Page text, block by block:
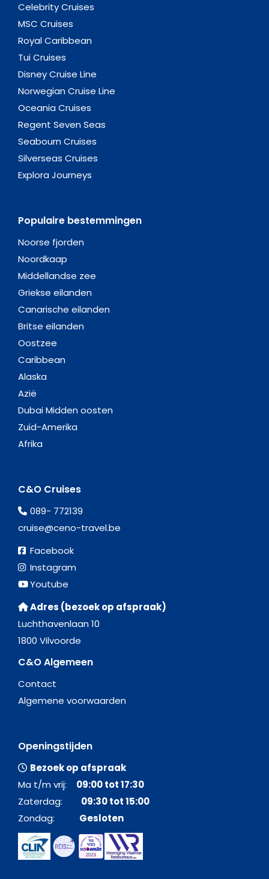
Celebrity Cruises
MSC Cruises
Royal Caribbean
Tui Cruises
Disney Cruise Line
Norwegian Cruise Line
Oceania Cruises
Regent Seven Seas
Seabourn Cruises
Silverseas Cruises
Explora Journeys
Populaire bestemmingen
Noorse fjorden
Noordkaap
Middellandse zee
Griekse eilanden
Canarische eilanden
Britse eilanden
Oostzee
Caribbean
Alaska
Azië
Dubai Midden oosten
Zuid-Amerika
Afrika
C&O Cruises
089- 772139
cruise@ceno-travel.be
Facebook
Instagram
Youtube
Adres (bezoek op afspraak)
Luchthavenlaan 10
1800 Vilvoorde
C&O Algemeen
Contact
Algemene voorwaarden
Openingstijden
Bezoek op afspraak
Ma t/m vrij: 09:00 tot 17:30
Zaterdag: 09:30 tot 15:00
Zondag: Gesloten